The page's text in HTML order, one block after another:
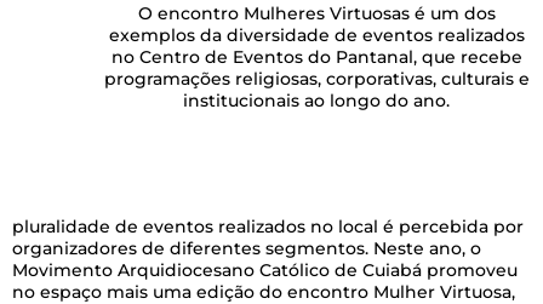
O encontro Mulheres Virtuosas é um dos
exemplos da diversidade de eventos realizados
no Centro de Eventos do Pantanal, que recebe
programações religiosas, corporativas, culturais e
institucionais ao longo do ano.
pluralidade de eventos realizados no local é percebida por
organizadores de diferentes segmentos. Neste ano, o
Movimento Arquidiocesano Católico de Cuiabá promoveu
no espaço mais uma edição do encontro Mulher Virtuosa,